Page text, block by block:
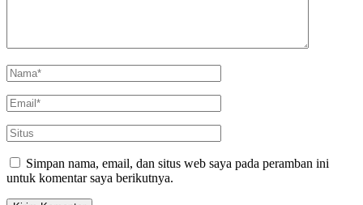
Simpan nama, email, dan situs web saya pada peramban ini
untuk komentar saya berikutnya.